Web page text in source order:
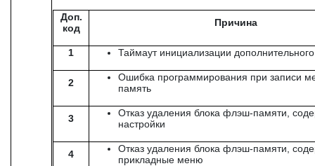
Доп.
код
Причина
1 Таймаут инициализации
2
Ошибка программирования при записи
память
3
Отказ удаления блока флэш-памяти,
настройки
4
Отказ удаления блока флэш-памяти,
прикладные меню